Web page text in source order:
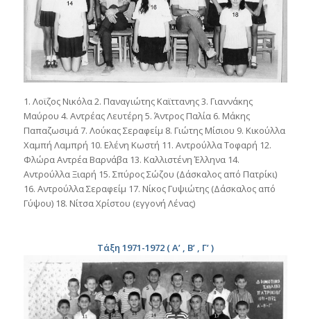
1. Λοϊζος Νικόλα 2. Παναγιώτης Καϊττανης 3. Γιαννάκης
Μαύρου 4. Αντρέας Λευτέρη 5. Άντρος Παλία 6. Μάκης
Παπαζωσιμά 7. Λούκας Σεραφείμ 8. Γιώτης Μίσιου 9. Κικούλλα
Χαμπή Λαμπρή 10. Ελένη Κωστή 11. Αντρούλλα Τοφαρή 12.
Φλώρα Αντρέα Βαρνάβα 13. Καλλιστένη Έλληνα 14.
Αντρούλλα Ξιαρή 15. Σπύρος Σώζου (Δάσκαλος από Πατρίκι)
16. Αντρούλλα Σεραφείμ 17. Νίκος Γυψιώτης (Δάσκαλος από
Γύψου) 18. Νίτσα Χρίστου (εγγονή Λένας)
Τάξη 1971-1972 ( Α’ , Β’ , Γ’ )